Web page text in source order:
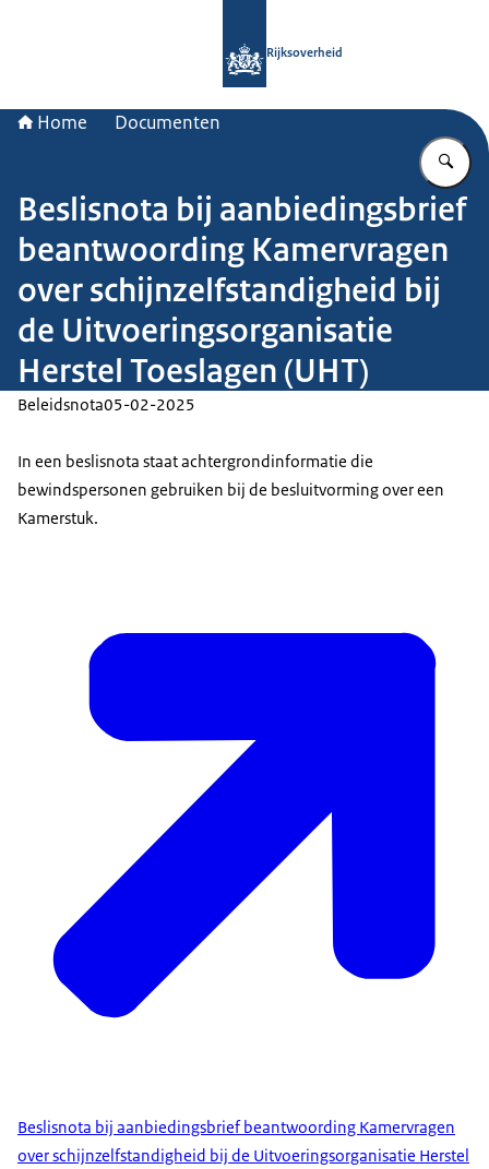
Rijksoverheid
Home Documenten
Beslisnota bij aanbiedingsbrief
beantwoording Kamervragen
over schijnzelfstandigheid bij
de Uitvoeringsorganisatie
Herstel Toeslagen (UHT)
Beleidsnota05-02-2025
In een beslisnota staat achtergrondinformatie die
bewindspersonen gebruiken bij de besluitvorming over een
Kamerstuk.
Beslisnota bij aanbiedingsbrief beantwoording Kamervragen
over schijnzelfstandigheid bij de Uitvoeringsorganisatie Herstel